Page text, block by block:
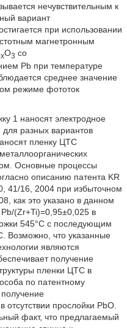
нечувствительным к
вариант
при использовании
магнетронным
O3 со
Pb при температуре
среднее значение
режиме фототок
1 наносят электродное
разных вариантов
пленку ЦТС
Основные процессы
описанию патента KR
41/16, 2004 при избыточном
как это указано в данном
(Zr+Ti)=0,95±0,025 в
545°С с последующим
Возможно, что указанные
являются
получение
пленки ЦТС в
по патентному
отсутствии прослойки PbО.
факт, что предлагаемый